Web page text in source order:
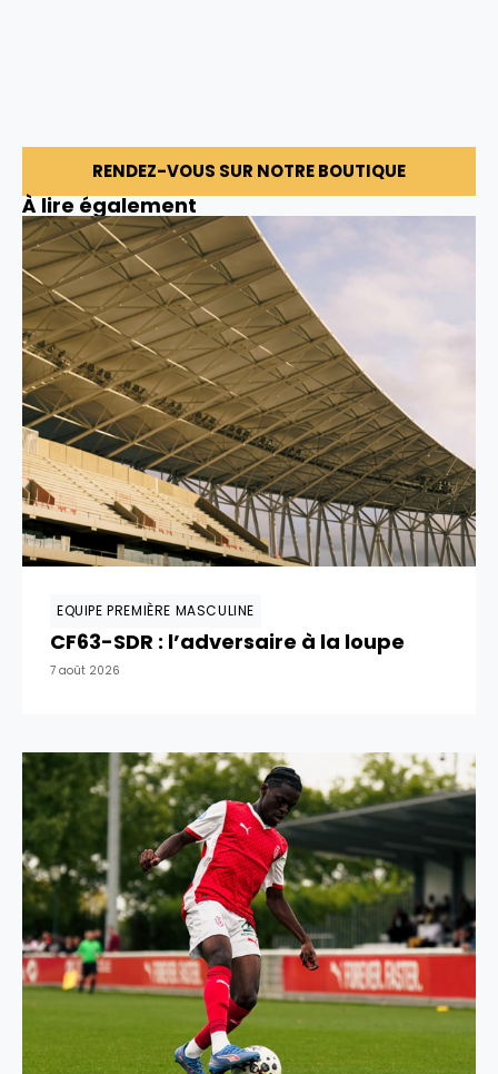
RENDEZ-VOUS SUR NOTRE BOUTIQUE
À lire également
EQUIPE PREMIÈRE MASCULINE
CF63-SDR : l’adversaire à la loupe
7 août 2026